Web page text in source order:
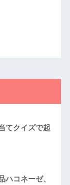
てクイズで起
ハコネーゼ、